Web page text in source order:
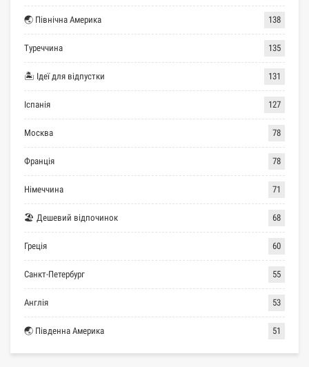
🌏 Північна Америка 138
Туреччина 135
🏝 Ідеї для відпустки 131
Іспанія 127
Москва 78
Франція 78
Німеччина 71
🏖 Дешевий відпочинок 68
Греція 60
Санкт-Петербург 55
Англія 53
🌏 Південна Америка 51